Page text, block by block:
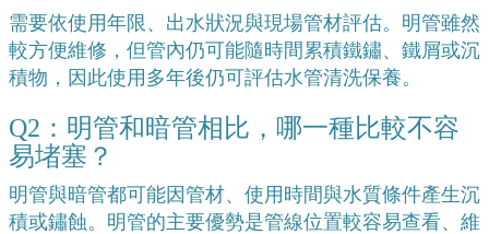
需要依使用年限、出水狀況與現場管材評估。明管雖然
較方便維修，但管內仍可能隨時間累積鐵鏽、鐵屑或沉
積物，因此使用多年後仍可評估水管清洗保養。
Q2：明管和暗管相比，哪一種比較不容
易堵塞？
明管與暗管都可能因管材、使用時間與水質條件產生沉
積或鏽蝕。明管的主要優勢是管線位置較容易查看、維